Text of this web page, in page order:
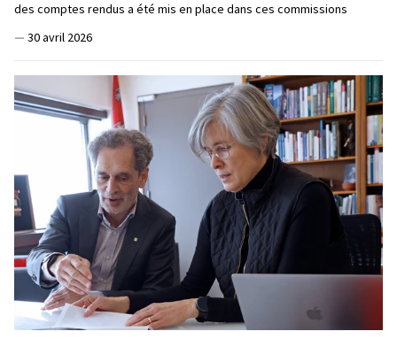
des comptes rendus a été mis en place dans ces commissions
— 30 avril 2026